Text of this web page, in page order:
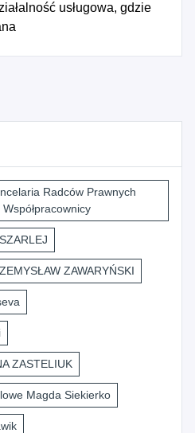
usługowa, gdzie
Radców Prawnych
ZAWARYŃSKI
ZASTELIUK
Magda Siekierko